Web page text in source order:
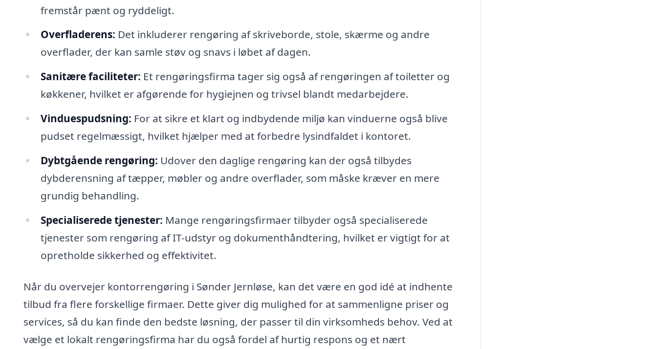
fremstår pænt og ryddeligt.
Overfladerens: Det inkluderer rengøring af skriveborde, stole, skærme og andre
overflader, der kan samle støv og snavs i løbet af dagen.
Sanitære faciliteter: Et rengøringsfirma tager sig også af rengøringen af toiletter og
køkkener, hvilket er afgørende for hygiejnen og trivsel blandt medarbejdere.
Vinduespudsning: For at sikre et klart og indbydende miljø kan vinduerne også blive
pudset regelmæssigt, hvilket hjælper med at forbedre lysindfaldet i kontoret.
Dybtgående rengøring: Udover den daglige rengøring kan der også tilbydes
dybderensning af tæpper, møbler og andre overflader, som måske kræver en mere
grundig behandling.
Specialiserede tjenester: Mange rengøringsfirmaer tilbyder også specialiserede
tjenester som rengøring af IT-udstyr og dokumenthåndtering, hvilket er vigtigt for at
opretholde sikkerhed og effektivitet.
Når du overvejer kontorrengøring i Sønder Jernløse, kan det være en god idé at indhente
tilbud fra flere forskellige firmaer. Dette giver dig mulighed for at sammenligne priser og
services, så du kan finde den bedste løsning, der passer til din virksomheds behov. Ved at
vælge et lokalt rengøringsfirma har du også fordel af hurtig respons og et nært